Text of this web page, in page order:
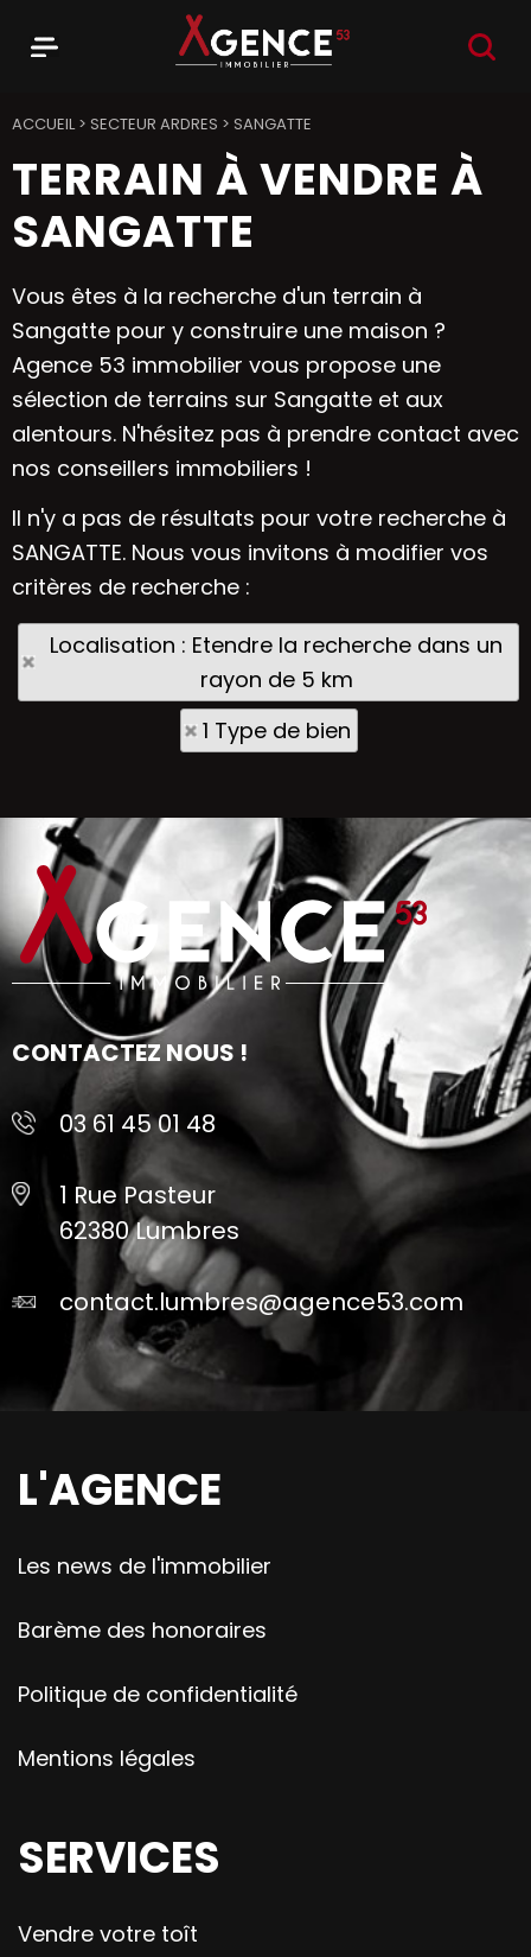
ACCUEIL> SECTEUR ARDRES > SANGATTE
TERRAIN À VENDRE À
SANGATTE
Vous êtes à la recherche d'un terrain à
Sangatte pour y construire une maison ?
Agence 53 immobilier vous propose une
sélection de terrains sur Sangatte et aux
alentours. N'hésitez pas à prendre contact avec
nos conseillers immobiliers !
Il n'y a pas de résultats pour votre recherche à
SANGATTE. Nous vous invitons à modifier vos
critères de recherche :
Localisation : Etendre la recherche dans un
rayon de 5 km
1 Type de bien
CONTACTEZ NOUS !
03 61 45 01 48
1 Rue Pasteur
62380 Lumbres
contact.lumbres@agence53.com
L'AGENCE
Les news de l'immobilier
Barème des honoraires
Politique de confidentialité
Mentions légales
SERVICES
Vendre votre toît